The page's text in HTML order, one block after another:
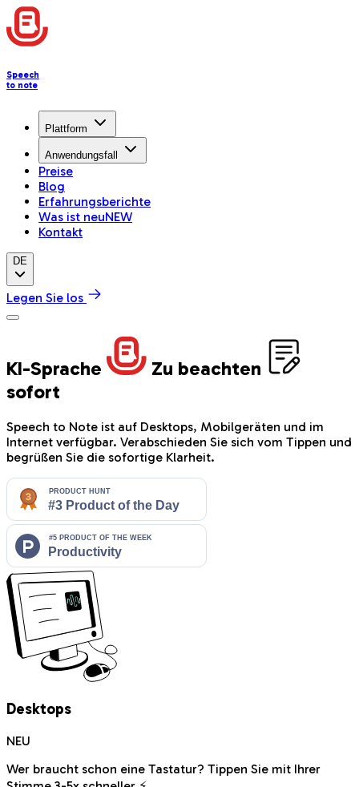
Speech
to note
Plattform
Anwendungsfall
Preise
Blog
Erfahrungsberichte
Was ist neuNEW
Kontakt
DE
Legen Sie los
KI-Sprache
Zu beachten
sofort
Speech to Note ist auf Desktops, Mobilgeräten und im
Internet verfügbar. Verabschieden Sie sich vom Tippen und
begrüßen Sie die sofortige Klarheit.
Desktops
NEU
Wer braucht schon eine Tastatur? Tippen Sie mit Ihrer